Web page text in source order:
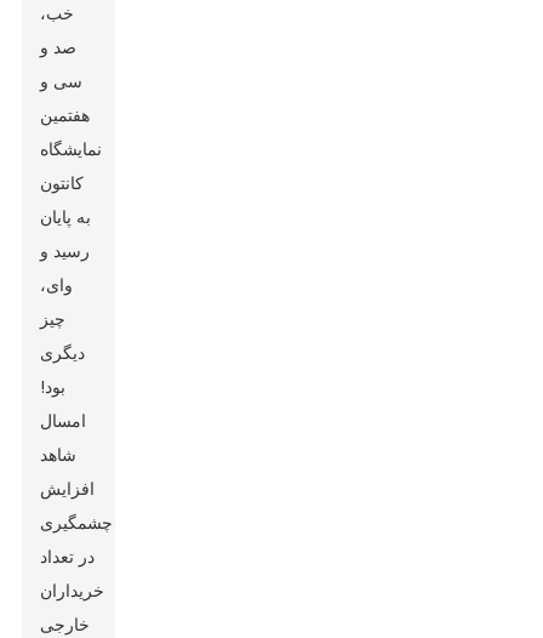
خب،
صد و
سی و
هفتمین
نمایشگاه
کانتون
به پایان
رسید و
وای،
چیز
دیگری
بود!
امسال
شاهد
افزایش
چشمگیری
در تعداد
خریداران
خارجی